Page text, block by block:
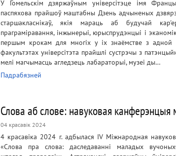
У Гомельскім дзяржаўным універсітэце імя
паспяхова прайшоў маштабны Дзень адчыненых
старшакласнікаў, якія мараць аб будучай
праграміравання, інжынерыі, юрыспрудэнцыі і
першым крокам для многіх у іх знаёмстве з адной
факультэтах універсітэта прайшлі сустрэчы з
мелі магчымасць агледзець лабараторыі, музеі ды…
Падрабязней
Слова аб слове: навуковая канферэнцыя
04 красавік 2024
4 красавіка 2024 г. адбылася IV Міжнародная
«Слова пра слова: даследаванні маладых